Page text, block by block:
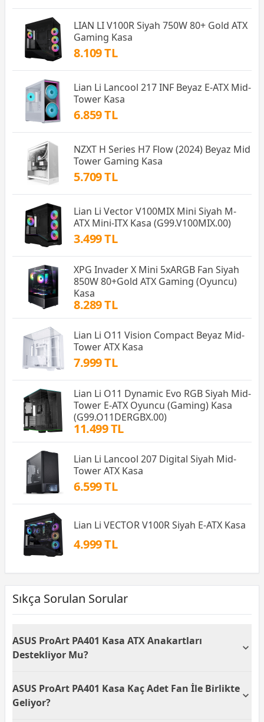
LIAN LI V100R Siyah 750W 80+ Gold ATX
Gaming Kasa
8.109 TL
Lian Li Lancool 217 INF Beyaz E-ATX Mid-
Tower Kasa
6.859 TL
NZXT H Series H7 Flow (2024) Beyaz Mid
Tower Gaming Kasa
5.709 TL
Lian Li Vector V100MIX Mini Siyah M-
ATX Mini-ITX Kasa (G99.V100MIX.00)
3.499 TL
XPG Invader X Mini 5xARGB Fan Siyah
850W 80+Gold ATX Gaming (Oyuncu)
Kasa
8.289 TL
Lian Li O11 Vision Compact Beyaz Mid-
Tower ATX Kasa
7.999 TL
Lian Li O11 Dynamic Evo RGB Siyah Mid-
Tower E-ATX Oyuncu (Gaming) Kasa
(G99.O11DERGBX.00)
11.499 TL
Lian Li Lancool 207 Digital Siyah Mid-
Tower ATX Kasa
6.599 TL
Lian Li VECTOR V100R Siyah E-ATX Kasa
4.999 TL
Sıkça Sorulan Sorular
ASUS ProArt PA401 Kasa ATX Anakartları
Destekliyor Mu?
ATX anakartlarını desteklemektedir. Bu özellik,
kullanıcıların geniş bir anakart yelpazesine uygunluk
sağlamasına olanak tanır ve sistemlerini kolayca
ASUS ProArt PA401 Kasa Kaç Adet Fan İle Birlikte
Geliyor?